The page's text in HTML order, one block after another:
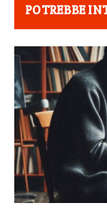
POTREBBE